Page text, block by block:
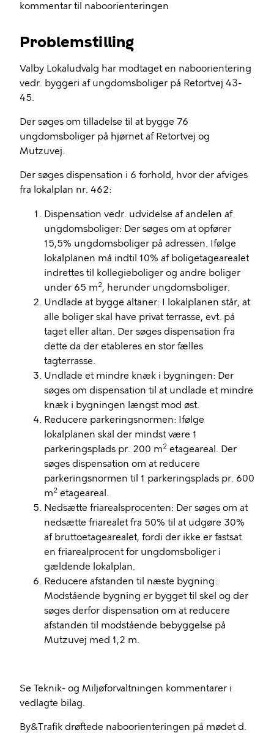
kommentar til naboorienteringen
Problemstilling
Valby Lokaludvalg har modtaget en naboorientering
vedr. byggeri af ungdomsboliger på Retortvej 43-
45.
Der søges om tilladelse til at bygge 76
ungdomsboliger på hjørnet af Retortvej og
Mutzuvej.
Der søges dispensation i 6 forhold, hvor der afviges
fra lokalplan nr. 462:
Dispensation vedr. udvidelse af andelen af
ungdomsboliger: Der søges om at opfører
15,5% ungdomsboliger på adressen. Ifølge
lokalplanen må indtil 10% af boligetagearealet
indrettes til kollegieboliger og andre boliger
under 65 m2, herunder ungdomsboliger.
Undlade at bygge altaner: I lokalplanen står, at
alle boliger skal have privat terrasse, evt. på
taget eller altan. Der søges dispensation fra
dette da der etableres en stor fælles
tagterrasse.
Undlade et mindre knæk i bygningen: Der
søges om dispensation til at undlade et mindre
knæk i bygningen længst mod øst.
Reducere parkeringsnormen: Ifølge
lokalplanen skal der mindst være 1
parkeringsplads pr. 200 m2 etageareal. Der
søges dispensation om at reducere
parkeringsnormen til 1 parkeringsplads pr. 600
m2 etageareal.
Nedsætte friarealsprocenten: Der søges om at
nedsætte friarealet fra 50% til at udgøre 30%
af bruttoetagearealet, fordi der ikke er fastsat
en friarealprocent for ungdomsboliger i
gældende lokalplan.
Reducere afstanden til næste bygning:
Modstående bygning er bygget til skel og der
søges derfor dispensation om at reducere
afstanden til modstående bebyggelse på
Mutzuvej med 1,2 m.
Se Teknik- og Miljøforvaltningen kommentarer i
vedlagte bilag.
By&Trafik drøftede naboorienteringen på mødet d.